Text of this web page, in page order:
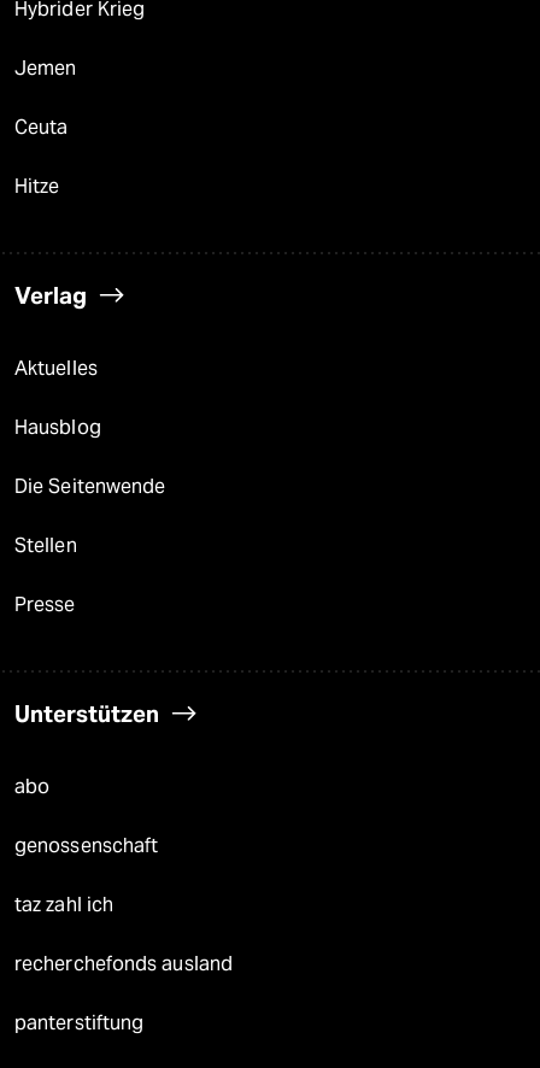
Hybrider Krieg
Jemen
Ceuta
Hitze
Verlag
Aktuelles
Hausblog
Die Seitenwende
Stellen
Presse
Unterstützen
abo
genossenschaft
taz zahl ich
recherchefonds ausland
panterstiftung